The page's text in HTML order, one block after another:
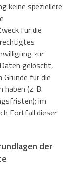
keine speziellere
für die
zur
gelöscht,
Gründe für die
haben (z. B.
im
Fortfall dieser
der